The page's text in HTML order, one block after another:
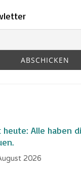
heute: Alle haben
2026